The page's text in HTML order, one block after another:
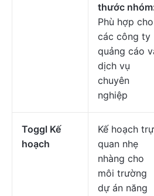
thước
Phù hợp cho
các công ty
quảng cáo
dịch vụ
chuyên
nghiệp
Toggl Kế
hoạch
Kế hoạch
quan nhẹ
nhàng cho
môi trường
dự án năng